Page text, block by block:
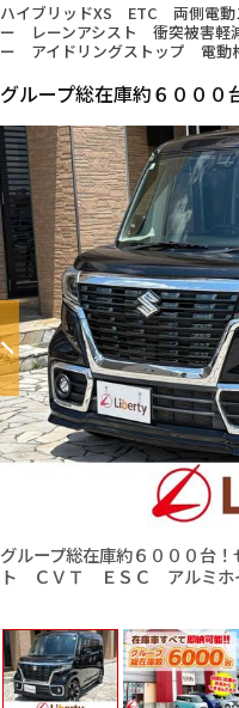
ハイブリッドXS ETC 両側電
ー レーンアシスト 衝突被害軽
ー アイドリングストップ 電動
グループ総在庫約６０００
グループ総在庫約６０００台
ト ＣＶＴ ＥＳＣ アルミホ